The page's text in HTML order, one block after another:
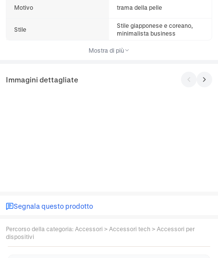
Motivo trama della pelle
Stile
Stile giapponese e coreano,
minimalista business
Mostra di più
Immagini dettagliate
Segnala questo prodotto
Percorso della categoria: Accessori > Accessori tech > Accessori per
dispositivi